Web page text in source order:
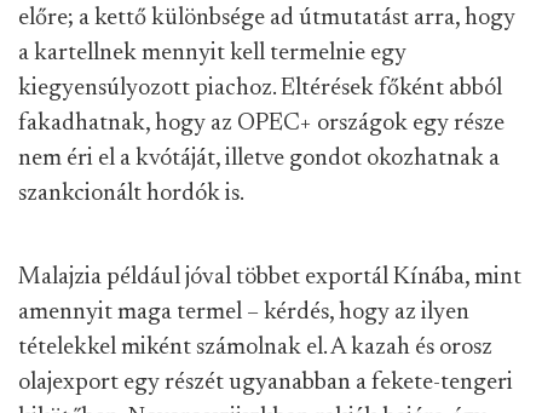
előre; a kettő különbsége ad útmutatást arra, hogy
a kartellnek mennyit kell termelnie egy
kiegyensúlyozott piachoz. Eltérések főként abból
fakadhatnak, hogy az OPEC+ országok egy része
nem éri el a kvótáját, illetve gondot okozhatnak a
szankcionált hordók is.
Malajzia például jóval többet exportál Kínába, mint
amennyit maga termel – kérdés, hogy az ilyen
tételekkel miként számolnak el. A kazah és orosz
olajexport egy részét ugyanabban a fekete-tengeri